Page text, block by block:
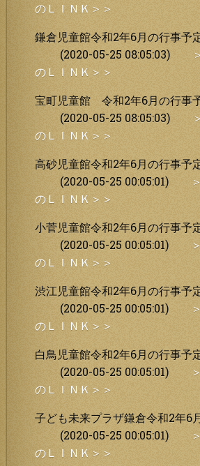
のＬＩＮＫ＞＞
鎌倉児童館令和2年6月の行事予
(2020-05-25 08:05:03)
のＬＩＮＫ＞＞
宝町児童館 令和2年6月の行事
(2020-05-25 08:05:03)
のＬＩＮＫ＞＞
高砂児童館令和2年6月の行事予
(2020-05-25 00:05:01)
のＬＩＮＫ＞＞
小菅児童館令和2年6月の行事予
(2020-05-25 00:05:01)
のＬＩＮＫ＞＞
渋江児童館令和2年6月の行事予
(2020-05-25 00:05:01)
のＬＩＮＫ＞＞
白鳥児童館令和2年6月の行事予
(2020-05-25 00:05:01)
のＬＩＮＫ＞＞
子ども未来プラザ鎌倉令和2年6
(2020-05-25 00:05:01)
のＬＩＮＫ＞＞